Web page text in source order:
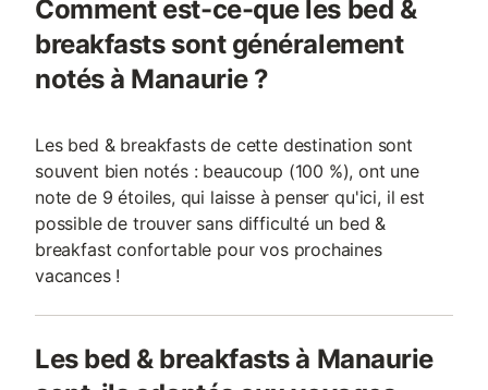
Comment est-ce-que les bed &
breakfasts sont généralement
notés à Manaurie ?
Les bed & breakfasts de cette destination sont
souvent bien notés : beaucoup (100 %), ont une
note de 9 étoiles, qui laisse à penser qu'ici, il est
possible de trouver sans difficulté un bed &
breakfast confortable pour vos prochaines
vacances !
Les bed & breakfasts à Manaurie